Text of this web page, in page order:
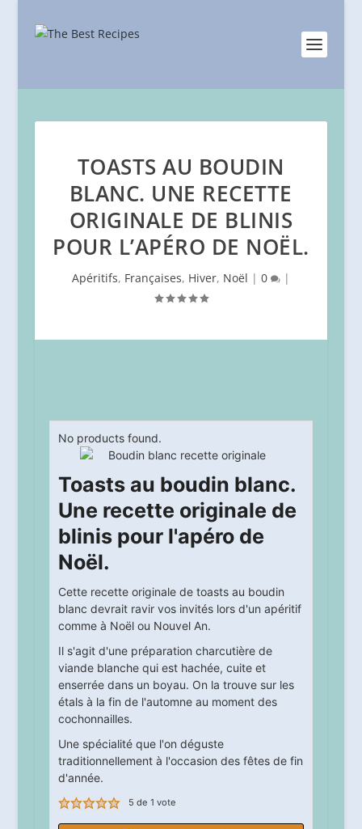
TOASTS AU BOUDIN
BLANC. UNE RECETTE
ORIGINALE DE BLINIS
POUR L’APÉRO DE NOËL.
Apéritifs, Françaises, Hiver, Noël | 0 |
No products found.
Toasts au boudin blanc.
Une recette originale de
blinis pour l'apéro de
Noël.
Cette recette originale de toasts au boudin
blanc devrait ravir vos invités lors d'un apéritif
comme à Noël ou Nouvel An.
Il s'agit d'une préparation charcutière de
viande blanche qui est hachée, cuite et
enserrée dans un boyau. On la trouve sur les
étals à la fin de l'automne au moment des
cochonnailles.
Une spécialité que l'on déguste
traditionnellement à l'occasion des fêtes de fin
d'année.
5 de 1 vote